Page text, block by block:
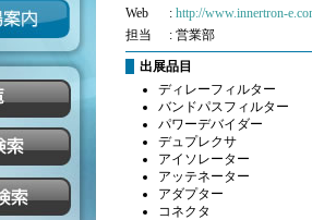
Web
: http://www.innertron-
担当
: 営業部
出展品目
ディレーフィルター
バンドパスフィルター
パワーデバイダー
デュプレクサ
アイソレーター
アッテネーター
アダプター
コネクタ